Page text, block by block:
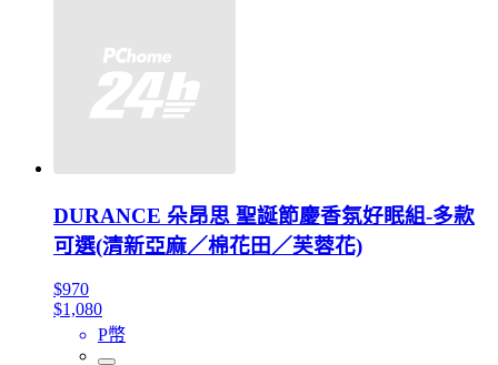
DURANCE 朵昂思 聖誕節慶香氛好眠組-多款
可選(清新亞麻／棉花田／芙蓉花)
$970
$1,080
P幣